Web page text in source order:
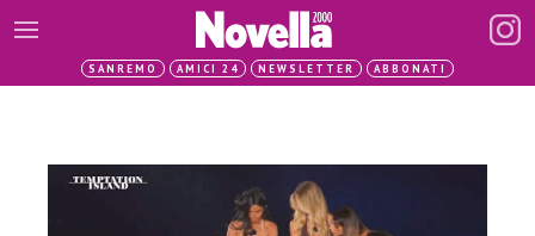
SANREMO AMICI 24 NEWSLETTER ABBONATI